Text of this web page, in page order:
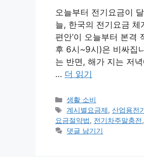
오늘부터 전기요금이
늘, 한국의 전기요금 체
편안’이 오늘부터 본격
후 6시~9시)은 비싸집
는 반면, 해가 지는 저
… 더 읽기
카
테
고
리
생활 소비
태
그
계시별요금제,산업용전
요금절약법, 전기차주말충전,
댓글 남기기